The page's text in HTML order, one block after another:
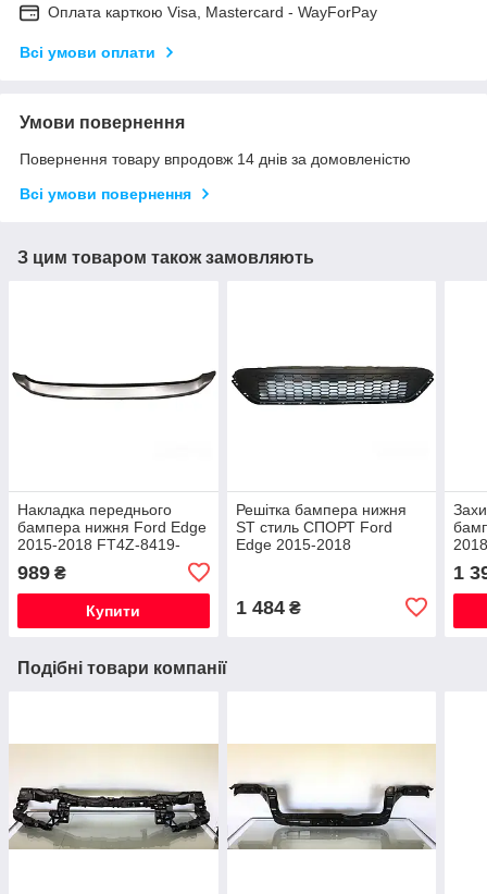
Оплата карткою Visa, Mastercard - WayForPay
Всі умови оплати
Умови повернення
Повернення товару впродовж 14 днів за домовленістю
Всі умови повернення
З цим товаром також замовляють
Накладка переднього
бампера нижня Ford Edge
2015-2018 FT4Z-8419-
989 ₴
Купити
Решітка бампера нижня
ST стиль СПОРТ Ford
Edge 2015-2018
1 484₴
1
Подібні товари компанії